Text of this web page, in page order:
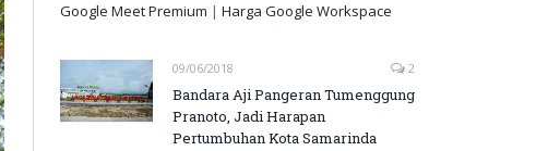
Google Meet Premium | Harga Google Workspace
09/06/2018 2
Bandara Aji Pangeran Tumenggung
Pranoto, Jadi Harapan
Pertumbuhan Kota Samarinda